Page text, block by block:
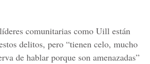
comunitarias como Uill están
delitos, pero “tienen celo, mucho
de hablar porque son amenazadas”